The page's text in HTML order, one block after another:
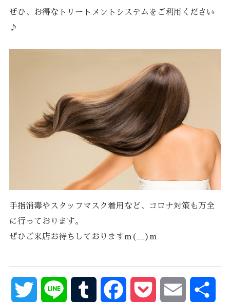
ぜひ、お得なトリートメントシステムをご利用ください
♪
手指消毒やスタッフマスク着用など、コロナ対策も万全
に行っております。
ぜひご来店お待ちしておりますm(__)m
Twitter Line Tumblr FacebookPocket Email